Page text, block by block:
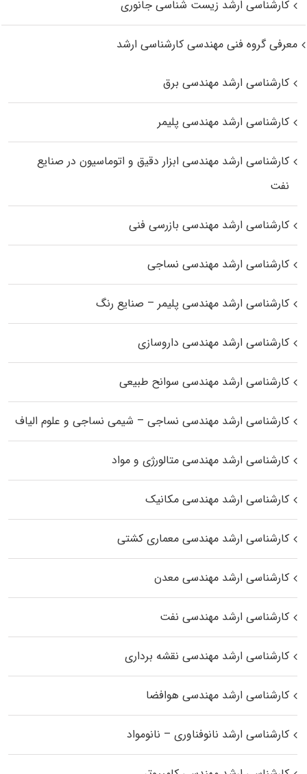
کارشناسی ارشد زیست‌ شناسی جانوری
معرفی گروه فنی مهندسی کارشناسی ارشد
کارشناسی ارشد مهندسی برق
کارشناسی ارشد مهندسی پلیمر
کارشناسی ارشد مهندسی ابزار دقیق و اتوماسیون در صنایع
نفت
کارشناسی ارشد مهندسی بازرسی فنی
کارشناسی ارشد مهندسی نساجی
کارشناسی ارشد مهندسی پلیمر – صنایع رنگ
کارشناسی ارشد مهندسی داروسازی
کارشناسی ارشد مهندسی سوانح طبیعی
کارشناسی ارشد مهندسی نساجی – شیمی نساجی و علوم الیاف
کارشناسی ارشد مهندسی متالورژی و مواد
کارشناسی ارشد مهندسی مکانیک
کارشناسی ارشد مهندسی معماری کشتی
کارشناسی ارشد مهندسی معدن
کارشناسی ارشد مهندسی نفت
کارشناسی ارشد مهندسی نقشه برداری
کارشناسی ارشد مهندسی هوافضا
کارشناسی ارشد نانوفناوری – نانومواد